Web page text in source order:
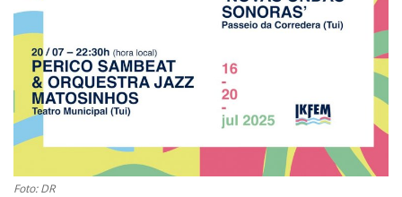
Foto: DR